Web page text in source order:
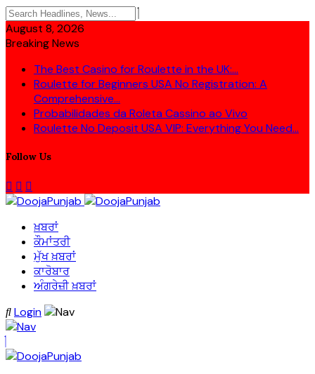
August 8, 2026
Breaking News
The Best Casino for Roulette in the UK:...
Roulette for Beginners USA No Registration: A
Comprehensive...
Probabilidades da Roleta Cassino ao Vivo
Roulette No Deposit USA VIP: Everything You Need...
Follow Us
ਖ਼ਬਰਾਂ
ਕੌਮਾਂਤਰੀ
ਮੁੱਖ ਖ਼ਬਰਾਂ
ਕਾਰੋਬਾਰ
ਅੰਗਰੇਜ਼ੀ ਖ਼ਬਰਾਂ
Login